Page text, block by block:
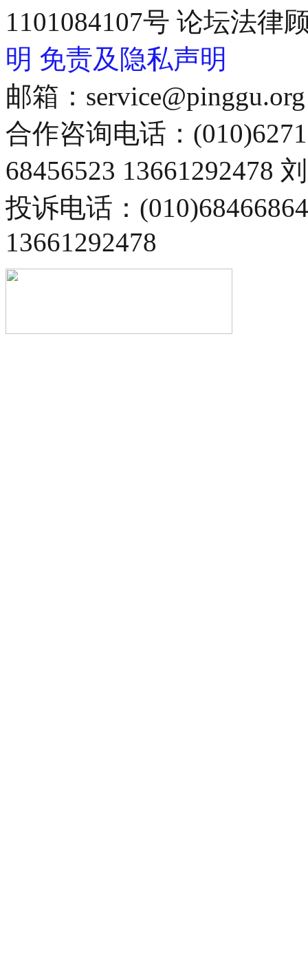
1101084107号 论坛法律
明 免责及隐私声明
邮箱：service@pinggu.org
合作咨询电话：
68456523 13661292478
投诉电话：
13661292478